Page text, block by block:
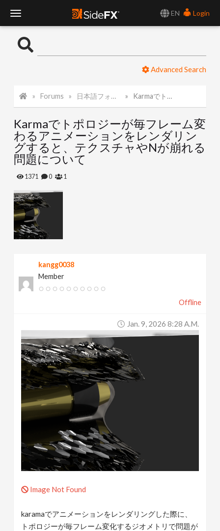
EN
Login
o
l
e
N
a
v
Advanced Search
Forums 日本語フォーラム Karmaでトポロジーが毎フレーム変わるアニメーションをレンダリングすると、テクスチャやNが崩れる問題について
Karmaでトポロジーが毎フレーム変
わるアニメーションをレンダリン
グすると、テクスチャやNが崩れる
問題について
1371 0 1
kangg0038
Member
Offline
Jan. 9, 2026 8:28 A.m.
Image Not Found
karamaでアニメーションをレンダリングした際に、
トポロジーが毎フレーム変化するジオメトリで問題が